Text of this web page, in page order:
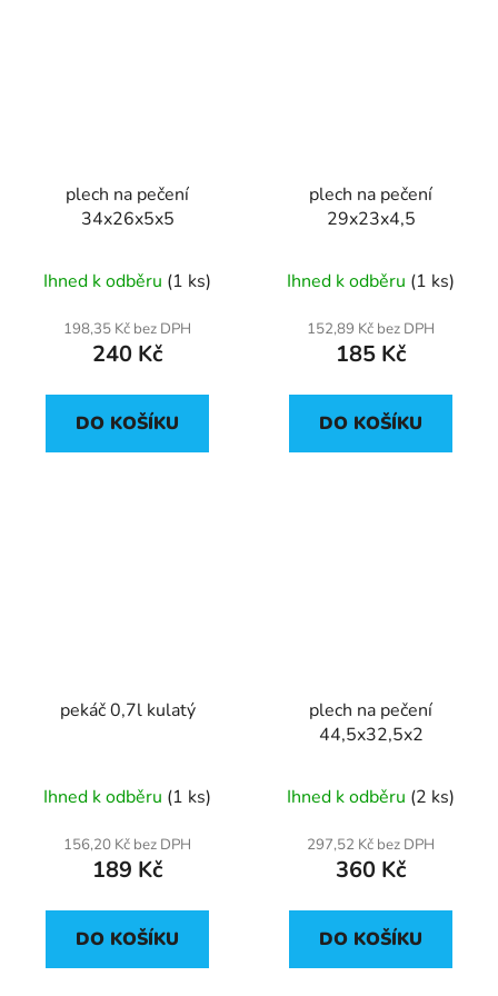
plech na pečení
34x26x5x5
Ihned k odběru (1 ks)
198,35 Kč bez DPH
240 Kč
DO KOŠÍKU
plech na pečení
29x23x4,5
Ihned k odběru (1 ks)
152,89 Kč bez DPH
185 Kč
DO KOŠÍKU
pekáč 0,7l kulatý
Ihned k odběru (1 ks)
156,20 Kč bez DPH
189 Kč
DO KOŠÍKU
plech na pečení
44,5x32,5x2
Ihned k odběru (2 ks)
297,52 Kč bez DPH
360 Kč
DO KOŠÍKU